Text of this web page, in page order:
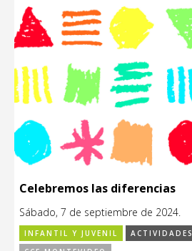
Celebremos las diferencias
Sábado, 7 de septiembre de 2024.
INFANTIL Y JUVENIL
ACTIVIDADES